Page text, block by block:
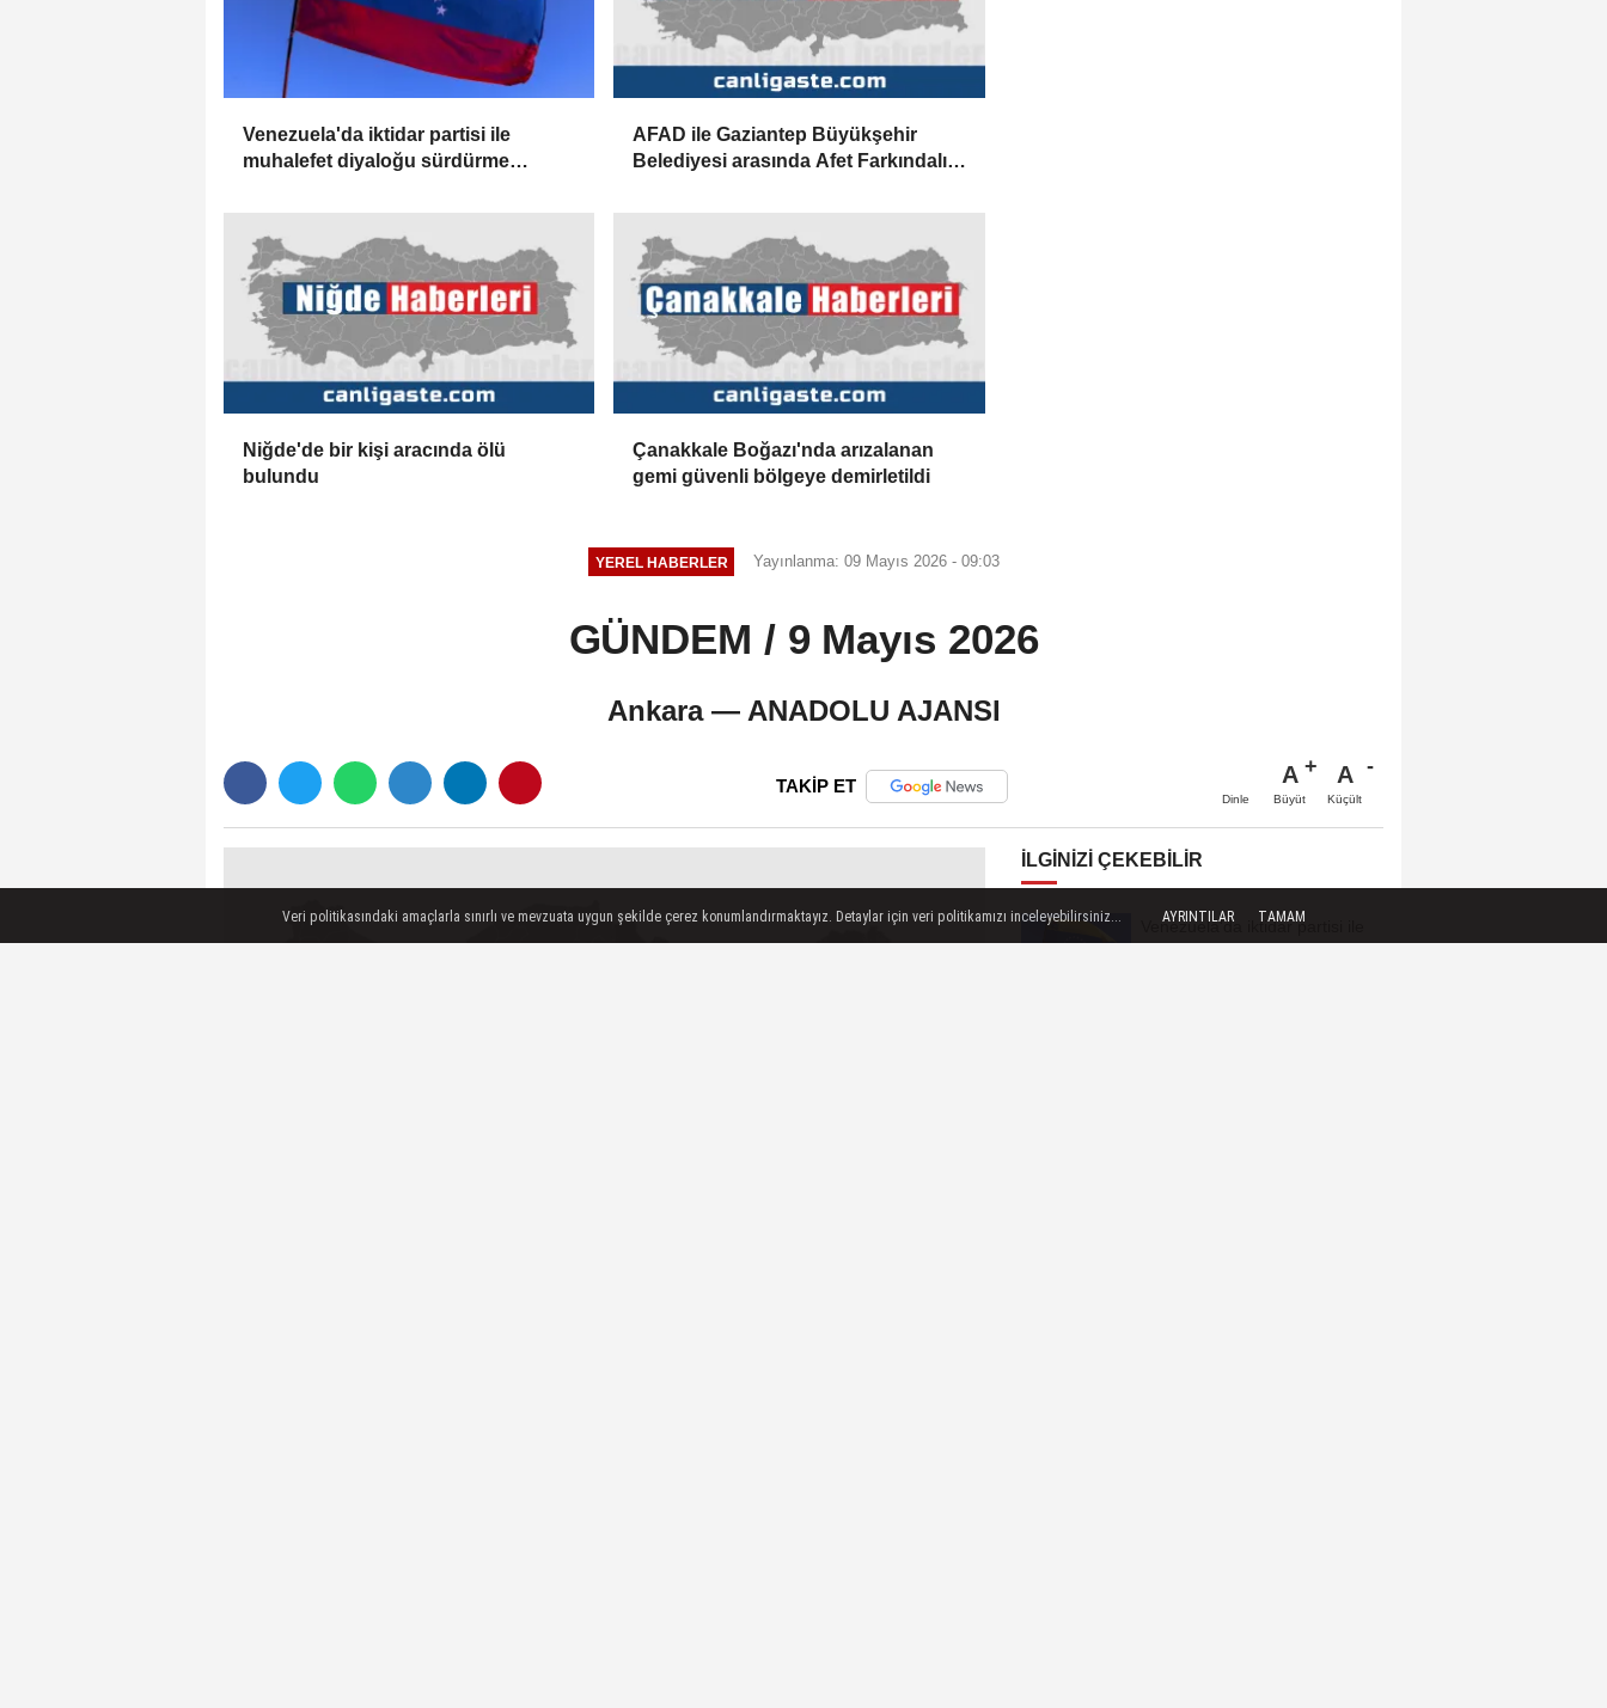
Venezuela'da iktidar partisi ile
muhalefet diyaloğu sürdürme
AFAD ile Gaziantep Büyükşehir
Belediyesi arasında Afet Farkındalık
protokolü
Niğde'de bir kişi aracında ölü
bulundu
Çanakkale Boğazı'nda arızalanan
gemi güvenli bölgeye demirletildi
YEREL HABERLER Yayınlanma: 09 Mayıs 2026 - 09:03
GÜNDEM / 9 Mayıs 2026
Ankara — ANADOLU AJANSI
TAKİP ET
Dinle
A
Büyüt
A
Küçült
İLGINIZI ÇEKEBILIR
Venezuela'da iktidar partisi ile
Veri politikasındaki amaçlarla sınırlı ve mevzuata uygun şekilde çerez konumlandırmaktayız. Detaylar için veri politikamızı inceleyebilirsiniz... AYRINTILAR TAMAM